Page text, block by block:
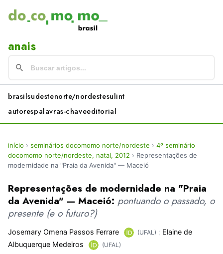
anais
brasilsudestenorte/nordestesulint
autorespalavras-chaveeditorial
início › seminários docomomo norte/nordeste › 4º seminário
docomomo norte/nordeste, natal, 2012 › Representações de
modernidade na "Praia da Avenida" — Maceió
Representações de modernidade na "Praia
da Avenida" — Maceió: pontuando o passado, o
presente (e o futuro?)
Josemary Omena Passos Ferrare (UFAL) ; Elaine de
Albuquerque Medeiros
(UFAL)